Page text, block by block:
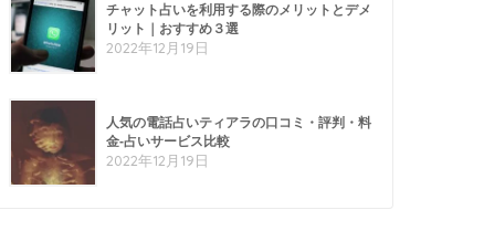
チャット占いを利用する際のメリットとデメ
リット｜おすすめ３選
2022年12月19日
人気の電話占いティアラの口コミ・評判・料
金-占いサービス比較
2022年12月19日